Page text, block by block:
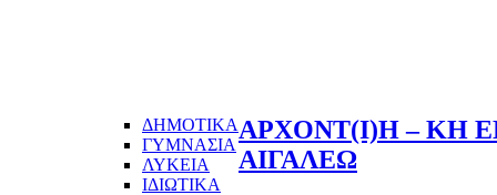
ΔΗΜΟΤΙΚΑ
ΓΥΜΝΑΣΙΑ
ΛΥΚΕΙΑ
ΙΔΙΩΤΙΚΑ
ΑΡΧΟΝΤ(Ι)Η – ΚΗ
ΑΙΓΑΛΕΩ